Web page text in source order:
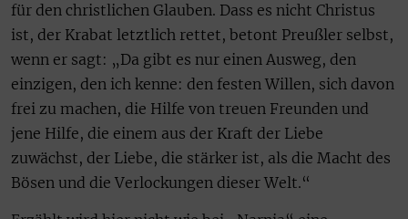
für den christlichen Glauben. Dass es nicht Christus
ist, der Krabat letztlich rettet, betont Preußler selbst,
wenn er sagt: „Da gibt es nur einen Ausweg, den
einzigen, den ich kenne: den festen Willen, sich davon
frei zu machen, die Hilfe von treuen Freunden und
jene Hilfe, die einem aus der Kraft der Liebe
zuwächst, der Liebe, die stärker ist, als die Macht des
Bösen und die Verlockungen dieser Welt.“